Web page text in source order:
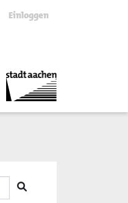
Einloggen